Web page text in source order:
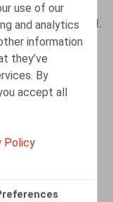
use of our
and analytics
information
they’ve
By
accept all
Policy
Maar dit
van ons land.
hervorming,
en respect
principes
van nieuwe
als
– die